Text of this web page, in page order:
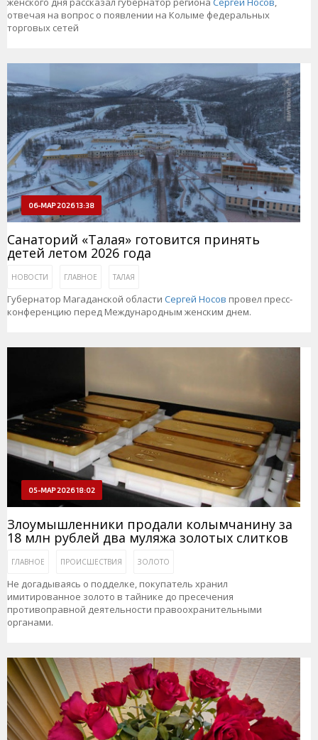
отвечая на вопрос о появлении на Колыме федеральных
торговых сетей
06-МАР 2026 13:38
Санаторий «Талая» готовится принять
детей летом 2026 года
НОВОСТИ ГЛАВНОЕ ТАЛАЯ
Губернатор Магаданской области Сергей Носов провел пресс-
конференцию перед Международным женским днем.
05-МАР 2026 18:02
Злоумышленники продали колымчанину за
18 млн рублей два муляжа золотых слитков
ГЛАВНОЕ ПРОИСШЕСТВИЯ ЗОЛОТО
Не догадываясь о подделке, покупатель хранил
имитированное золото в тайнике до пресечения
противоправной деятельности правоохранительными
органами.